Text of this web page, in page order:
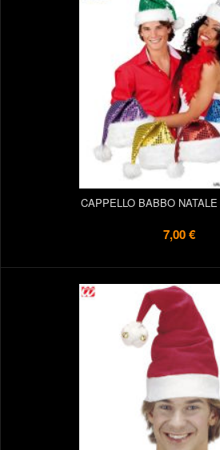
CAPPELLO BABBO
7,00 €